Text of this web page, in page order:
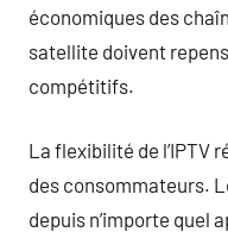
économiques des
satellite doivent
compétitifs.
La flexibilité de l’IPTV
des consommateurs.
depuis n’importe quel